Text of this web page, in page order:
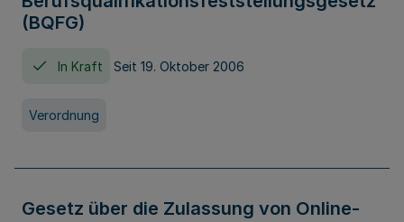
(BQFG)
In Kraft Seit 19. Oktober 2006
Verordnung
Gesetz über die Zulassung von Online-